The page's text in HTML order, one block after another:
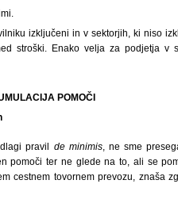
izključeni in v sektorjih, ki niso
stroški. Enako velja za podjetja v
POMOČI
pravil de minimis, ne sme
pomoči ter ne glede na to, ali se
cestnem tovornem prevozu, znaša